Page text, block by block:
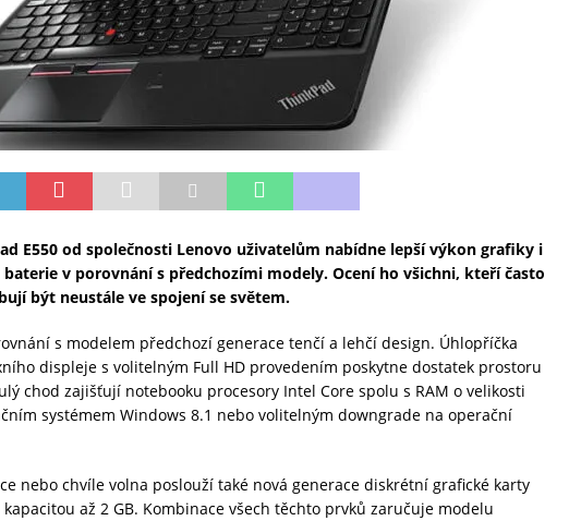
E550 od společnosti Lenovo uživatelům nabídne lepší výkon grafiky i
v porovnání s předchozími modely. Ocení ho všichni, kteří často
být neustále ve spojení se světem.
s modelem předchozí generace tenčí a lehčí design. Úhlopříčka
displeje s volitelným Full HD provedením poskytne dostatek prostoru
chod zajišťují notebooku procesory Intel Core spolu s RAM o velikosti
systémem Windows 8.1 nebo volitelným downgrade na operační
nebo chvíle volna poslouží také nová generace diskrétní grafické karty
kapacitou až 2 GB. Kombinace všech těchto prvků zaručuje modelu